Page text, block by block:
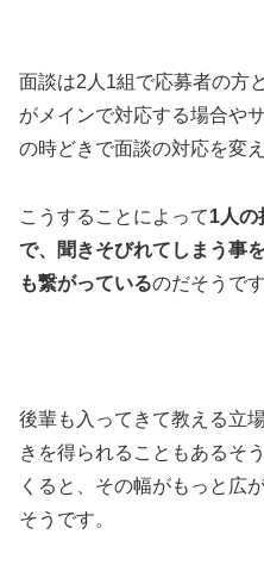
面談は2人1組で応募者の方
がメインで対応する場合や
の時どきで面談の対応を変
こうすることによって1人の
で、聞きそびれてしまう事
も繋がっているのだそうです
後輩も入ってきて教える立
きを得られることもあるそ
くると、その幅がもっと広
そうです。